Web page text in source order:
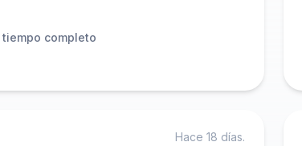
tiempo completo
Hace 18 días.